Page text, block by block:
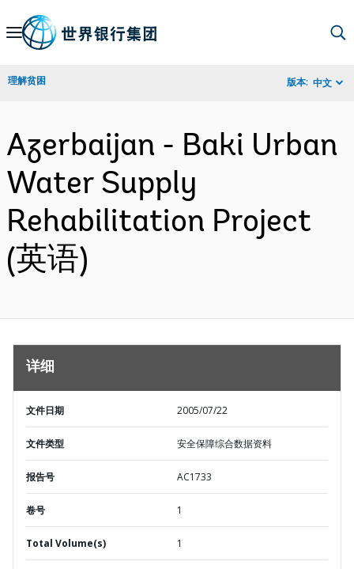
Skip
Navigation
理解贫困 版本: 中文
Azerbaijan - Baki Urban
Water Supply
Rehabilitation Project
(英语)
详细
文件日期 2005/07/22
文件类型 安全保障综合数据资料
报告号 AC1733
卷号 1
Total Volume(s) 1